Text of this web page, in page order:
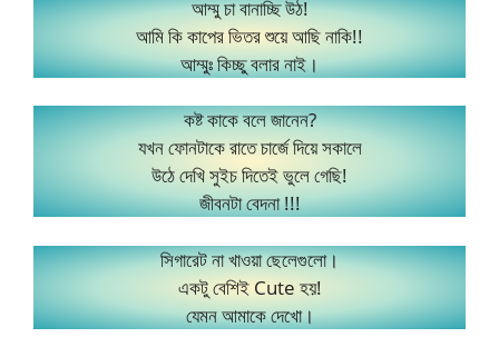
আম্মু চা বানাচ্ছি উঠ!
আমি কি কাপের ভিতর শুয়ে আছি নাকি!!
আম্মুঃ কিচ্ছু বলার নাই।
কষ্ট কাকে বলে জানেন?
যখন ফোনটাকে রাতে চার্জে দিয়ে সকালে
উঠে দেখি সুইচ দিতেই ভুলে গেছি!
জীবনটা বেদনা !!!
সিগারেট না খাওয়া ছেলেগুলো।
একটু বেশিই Cute হয়!
যেমন আমাকে দেখো।